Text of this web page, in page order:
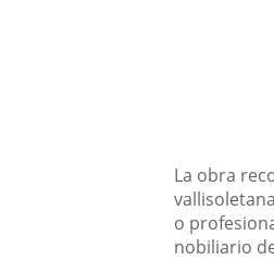
La obra
o
nobiliario